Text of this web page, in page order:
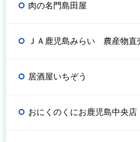
肉の名門島田屋
ＪＡ鹿児島みらい 農産物直
居酒屋いちぞう
おにくのくにお鹿児島中央店